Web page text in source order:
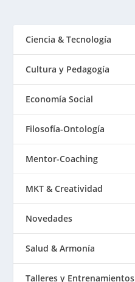
Ciencia & Tecnología
Cultura y Pedagogía
Economía Social
Filosofía-Ontología
Mentor-Coaching
MKT & Creatividad
Novedades
Salud & Armonía
Talleres y Entrenamientos